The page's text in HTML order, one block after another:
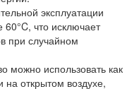
эксплуатации
что исключает
при случайном
можно использовать как
открытом воздухе,